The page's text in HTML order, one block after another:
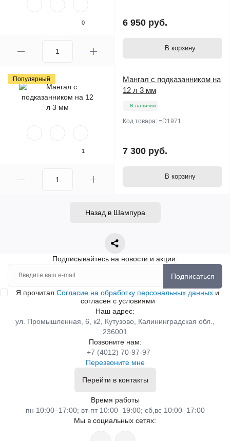
0 6 950 руб.
В корзину
Популярный
1
Мангал с подказанником на
12 л 3 мм
В наличии
Код товара: =D1971
7 300 руб.
В корзину
Назад в Шампура
Подписывайтесь на новости и акции:
Подписаться
Я прочитал Согласие на обработку персональных данных и
согласен с условиями
Наш адрес:
ул. Промышленная, 6, к2, Кутузово, Калининградская обл.,
236001
Позвоните нам:
+7 (4012) 70-97-97
Перезвоните мне
Перейти в контакты
Время работы
пн 10:00–17:00; вт-пт 10:00–19:00; сб,вс 10:00–17:00
Мы в социальных сетях: